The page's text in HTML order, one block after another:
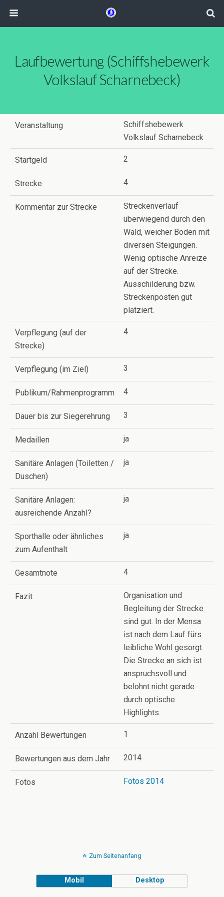
Laufbewertung (Schiffshebewerk
Volkslauf Scharnebeck)
Veranstaltung
Schiffshebewerk
Volkslauf Scharnebeck
Startgeld 2
Strecke 4
Kommentar zur Strecke
Streckenverlauf
überwiegend durch den
Wald, weicher Boden mit
diversen Steigungen.
Wenig optische Anreize
auf der Strecke.
Ausschilderung bzw.
Streckenposten gut
platziert.
Verpflegung (auf der
Strecke)
4
Verpflegung (im Ziel) 3
Publikum/Rahmenprogramm 4
Dauer bis zur Siegerehrung 3
Medaillen ja
Sanitäre Anlagen (Toiletten /
Duschen)
ja
Sanitäre Anlagen:
ausreichende Anzahl?
ja
Sporthalle oder ähnliches
zum Aufenthalt
ja
Gesamtnote 4
Fazit
Organisation und
Begleitung der Strecke
sind gut. In der Mensa
ist nach dem Lauf fürs
leibliche Wohl gesorgt.
Die Strecke an sich ist
anspruchsvoll und
belohnt nicht gerade
durch optische
Highlights.
Anzahl Bewertungen 1
Bewertungen aus dem Jahr 2014
Fotos Fotos 2014
Zum Seitenanfang
Mobil Desktop